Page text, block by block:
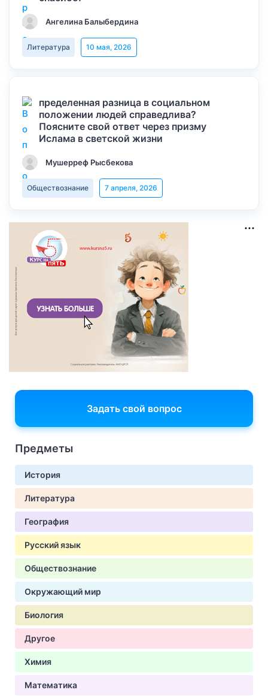
Ангелина Балыбердина
Литература 10 мая, 2026
пределенная разница в социальном
положении людей справедлива?
Поясните свой ответ через призму
Ислама в светской жизни
Мушерреф Рысбекова
Обществознание 7 апреля, 2026
Задать свой вопрос
Предметы
История
Литература
География
Русский язык
Обществознание
Окружающий мир
Биология
Другое
Химия
Математика